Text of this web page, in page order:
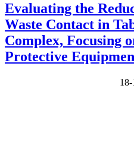
Evaluating the
Waste Contact in
Complex, Focusing
Protective